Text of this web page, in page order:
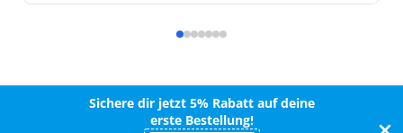
Sichere dir jetzt 5% Rabatt auf deine
erste Bestellung!